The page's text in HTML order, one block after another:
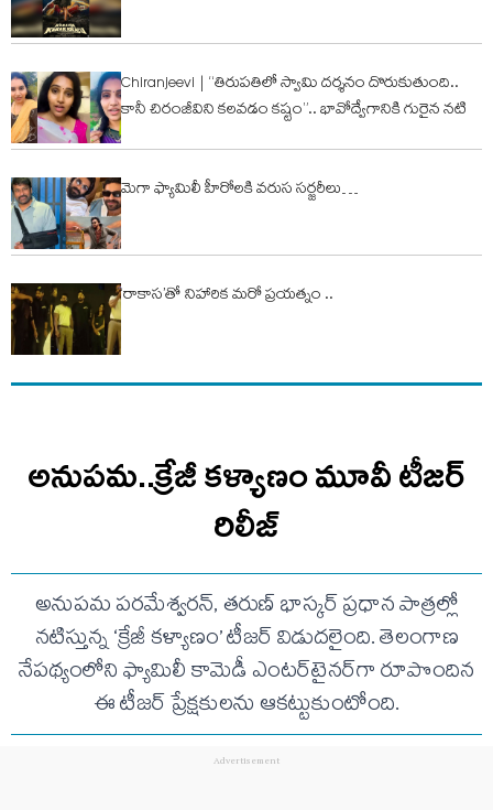
Chiranjeevi | “తిరుపతిలో స్వామి దర్శనం దొరుకుతుంది..
కానీ చిరంజీవిని కలవడం కష్టం”.. భావోద్వేగానికి గురైన నటి
మెగా ఫ్యామిలీ హీరోల‌కి వరుస సర్జరీలు…
‘రాకాస’తో నిహారిక మరో ప్రయత్నం ..
అనుపమ..క్రేజీ కళ్యాణం మూవీ టీజర్
రిలీజ్
అనుపమ పరమేశ్వరన్, తరుణ్ భాస్కర్ ప్రధాన పాత్రల్లో
నటిస్తున్న ‘క్రేజీ కళ్యాణం’ టీజర్ విడుదలైంది. తెలంగాణ
నేపథ్యంలోని ఫ్యామిలీ కామెడీ ఎంటర్‌టైనర్‌గా రూపొందిన
ఈ టీజర్ ప్రేక్షకులను ఆకట్టుకుంటోంది.